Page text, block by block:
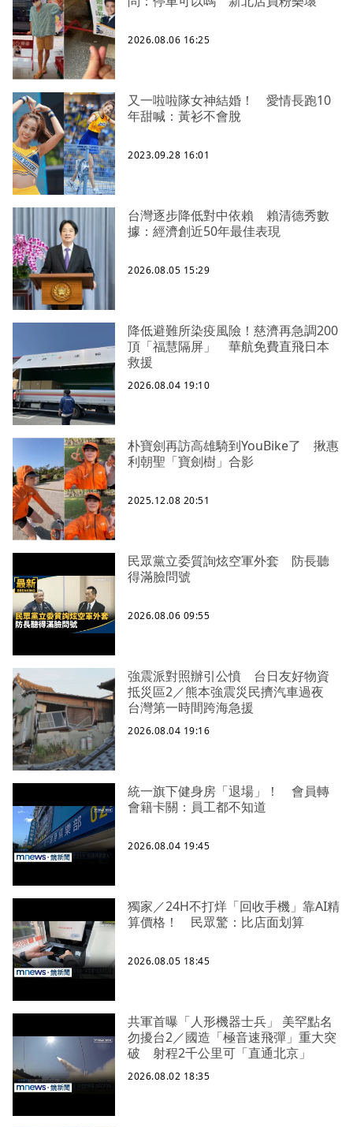
2026.08.06 16:25
又一啦啦隊女神結婚！ 愛情長跑10
年甜喊：黃衫不會脫
2023.09.28 16:01
台灣逐步降低對中依賴 賴清德秀數
據：經濟創近50年最佳表現
2026.08.05 15:29
降低避難所染疫風險！慈濟再急調200
頂「福慧隔屏」 華航免費直飛日本
救援
2026.08.04 19:10
朴寶劍再訪高雄騎到YouBike了 揪惠
利朝聖「寶劍樹」合影
2025.12.08 20:51
民眾黨立委質詢炫空軍外套 防長聽
得滿臉問號
2026.08.06 09:55
強震派對照辦引公憤 台日友好物資
抵災區2／熊本強震災民擠汽車過夜
台灣第一時間跨海急援
2026.08.04 19:16
統一旗下健身房「退場」！ 會員轉
會籍卡關：員工都不知道
2026.08.04 19:45
獨家／24H不打烊「回收手機」靠AI精
算價格！ 民眾驚：比店面划算
2026.08.05 18:45
共軍首曝「人形機器士兵」 美罕點名
勿擾台2／國造「極音速飛彈」重大突
破 射程2千公里可「直通北京」
2026.08.02 18:35